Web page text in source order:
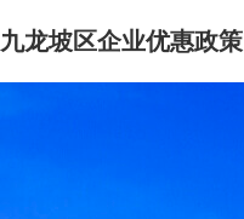
九龙坡区企业优惠政策